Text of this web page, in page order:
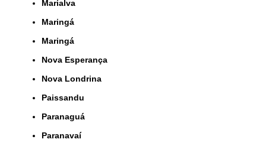
Marialva
Maringá
Maringá
Nova Esperança
Nova Londrina
Paissandu
Paranaguá
Paranavaí